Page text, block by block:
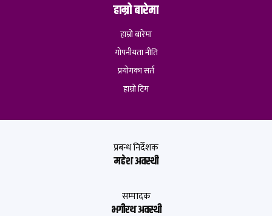
हाम्रो बारेमा
हाम्रो बारेमा
गोपनीयता नीति
प्रयोगका सर्त
हाम्रो टिम
प्रबन्ध निर्देशक
महेश अवस्थी
सम्पादक
भगीरथ अवस्थी